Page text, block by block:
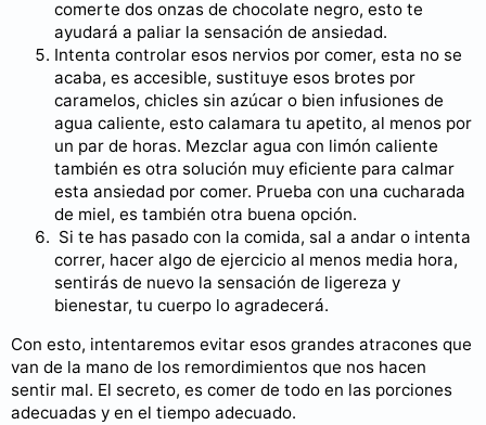
comerte dos onzas de chocolate negro, esto te
ayudará a paliar la sensación de ansiedad.
Intenta controlar esos nervios por comer, esta no se
acaba, es accesible, sustituye esos brotes por
caramelos, chicles sin azúcar o bien infusiones de
agua caliente, esto calamara tu apetito, al menos por
un par de horas. Mezclar agua con limón caliente
también es otra solución muy eficiente para calmar
esta ansiedad por comer. Prueba con una cucharada
de miel, es también otra buena opción.
Si te has pasado con la comida, sal a andar o intenta
correr, hacer algo de ejercicio al menos media hora,
sentirás de nuevo la sensación de ligereza y
bienestar, tu cuerpo lo agradecerá.
Con esto, intentaremos evitar esos grandes atracones que
van de la mano de los remordimientos que nos hacen
sentir mal. El secreto, es comer de todo en las porciones
adecuadas y en el tiempo adecuado.